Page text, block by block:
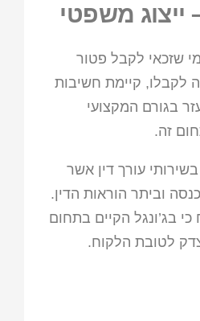
משפטי
שזכאי לקבל פטור
לקבלו, קיימת חשיבות
בגורם המקצועי
זה.
עורך דין אשר
וביתר הוראות הדין.
בג’ונגל הקיים בתחום
לטובת הלקוח.